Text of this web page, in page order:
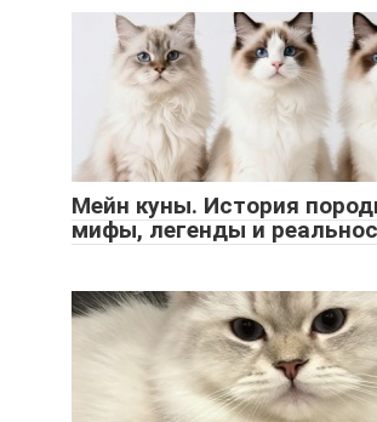
Мейн куны. История
мифы, легенды и